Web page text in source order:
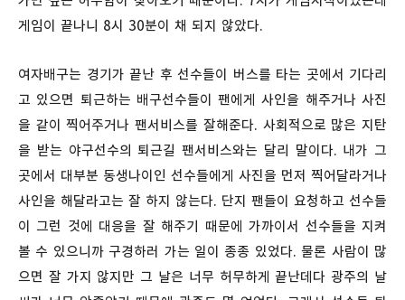
게임이 끝나니 8시 30분이 채 되지 않았다.
여자배구는 경기가 끝난 후 선수들이 버스를 타는 곳에서 기다리
고 있으면 퇴근하는 배구선수들이 팬에게 사인을 해주거나 사진
을 같이 찍어주거나 팬서비스를 잘해준다. 사회적으로 많은 지탄
을 받는 야구선수의 퇴근길 팬서비스와는 달리 말이다. 내가 그
곳에서 대부분 동생나이인 선수들에게 사진을 먼저 찍어달라거나
사인을 해달라고는 잘 하지 않는다. 단지 팬들이 요청하고 선수들
이 그런 것에 대응을 잘 해주기 때문에 가까이서 선수들을 지켜
볼 수 있으니까 구경하러 가는 일이 종종 있었다. 물론 사람이 많
으면 잘 가지 않지만 그 날은 너무 허무하게 끝난데다 광주의 날